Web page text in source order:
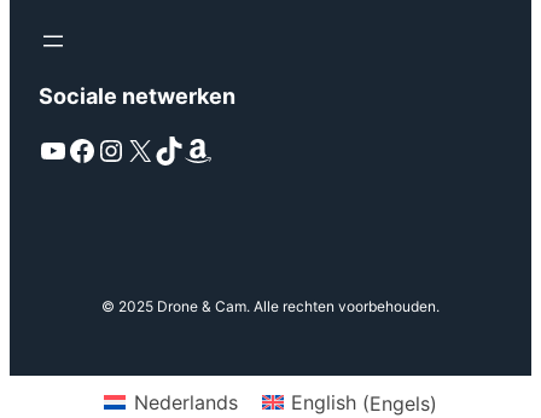
Sociale netwerken
YouTube Facebook Instagram X TikTok Amazon
© 2025 Drone & Cam. Alle rechten voorbehouden.
Nederlands English(Engels)